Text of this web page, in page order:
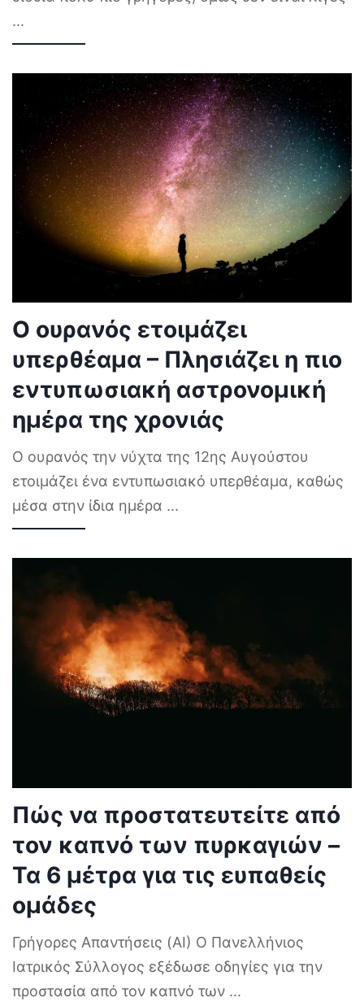
...
Ο ουρανός ετοιμάζει
υπερθέαμα – Πλησιάζει η πιο
εντυπωσιακή αστρονομική
ημέρα της χρονιάς
Ο ουρανός την νύχτα της 12ης Αυγούστου
ετοιμάζει ένα εντυπωσιακό υπερθέαμα, καθώς
μέσα στην ίδια ημέρα ...
Πώς να προστατευτείτε από
τον καπνό των πυρκαγιών –
Τα 6 μέτρα για τις ευπαθείς
ομάδες
Γρήγορες Απαντήσεις (AI) Ο Πανελλήνιος
Ιατρικός Σύλλογος εξέδωσε οδηγίες για την
προστασία από τον καπνό των ...